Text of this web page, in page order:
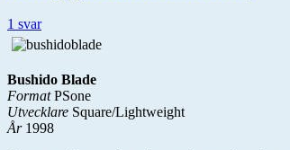
1 svar
Bushido Blade
FormatPSone
Utvecklare Square/Lightweight
År1998